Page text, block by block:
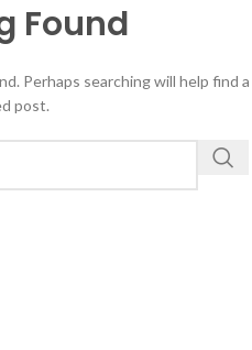
Found
Perhaps searching will help find a
post.